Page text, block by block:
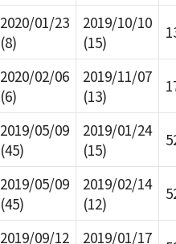
2020/01/23
(8)
2019/10/10
(15)
2020/02/06
(6)
2019/11/07
(13)
2019/05/09
(45)
2019/01/24
(15)
2019/05/09
(45)
2019/02/14
(12)
2019/09/12
2019/01/17